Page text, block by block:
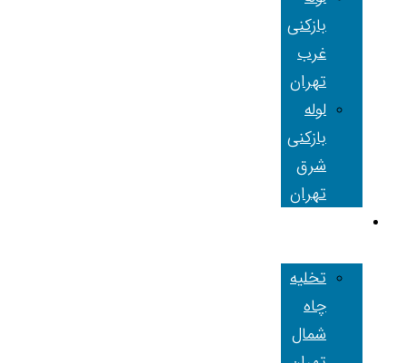
بازکنی
غرب
تهران
لوله
بازکنی
شرق
تهران
تخلیه
چاه
شمال